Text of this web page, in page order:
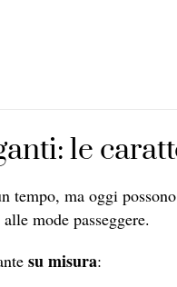
le
ma oggi possono
mode passeggere.
su misura: